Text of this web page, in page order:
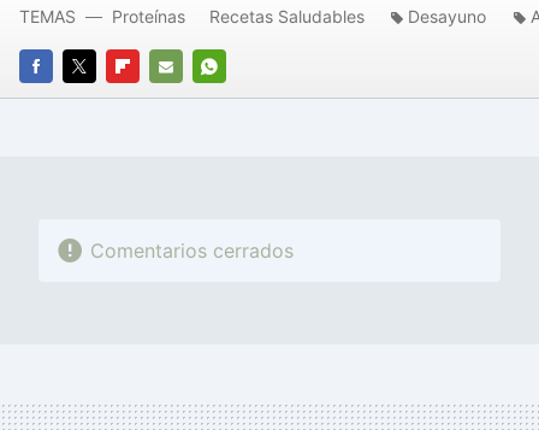
FACEBOOK
TWITTERFLIPBOARD
E-
WHATSAPP
TEMAS Proteínas Recetas Saludables Desayuno
Comentarios cerrados